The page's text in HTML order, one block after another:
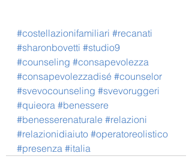
#costellazionifamiliari #recanati
#sharonbovetti #studio9
#counseling #consapevolezza
#consapevolezzadisé #counselor
#svevocounseling #svevoruggeri
#quieora #benessere
#benesserenaturale #relazioni
#relazionidiaiuto #operatoreolistico
#presenza #italia